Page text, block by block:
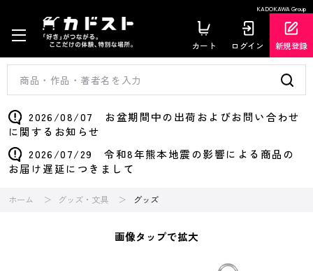
KADOKAWA Group
カート ログイン 新規登録
2026/08/07 お盆期間中の出荷およびお問い合わせ
に関するお知らせ
2026/07/29 令和8年熊本地震の影響による商品の
お届け遅延につきまして
ホーム グッズ・文具 グッズ
画像タップで拡大